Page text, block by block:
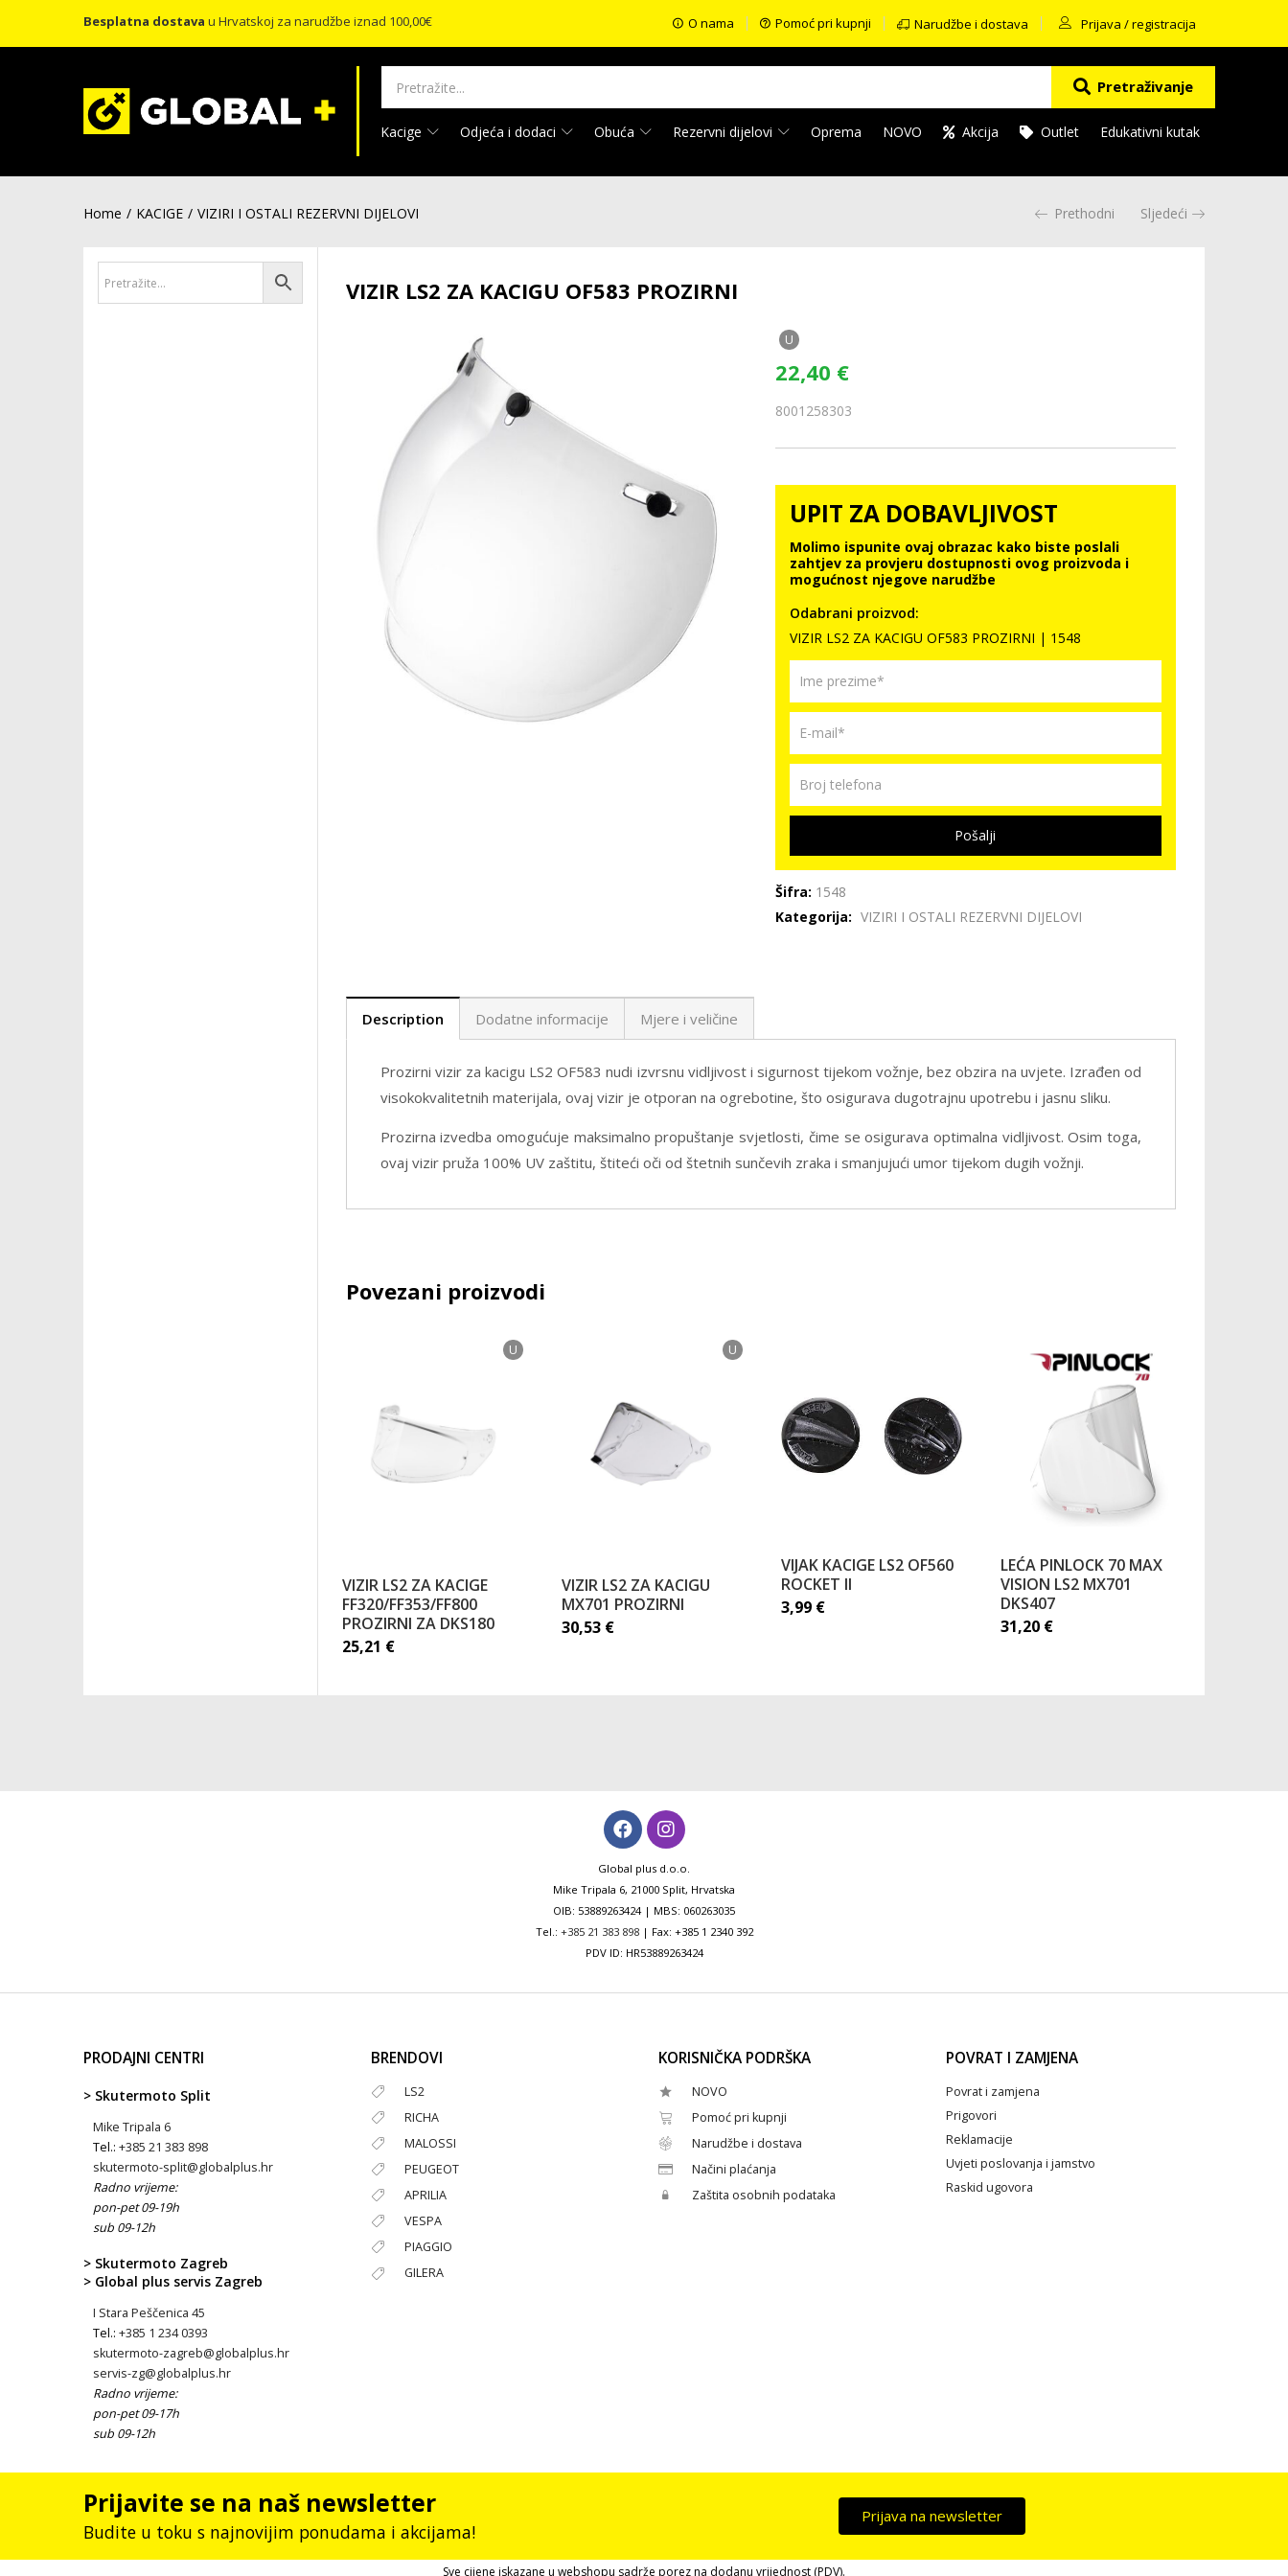
Besplatna dostava u Hrvatskoj za narudžbe iznad 100,00€ O nama Pomoć pri kupnji Narudžbe i dostava Prijava / registracija
Pretraživanje
Kacige Odjeća i dodaci Obuća Rezervni dijelovi Oprema NOVO Akcija Outlet Edukativni kutak
Home KACIGE VIZIRI I OSTALI REZERVNI DIJELOVI Prethodni Sljedeći
VIZIR LS2 ZA KACIGU OF583 PROZIRNI
U
22,40 €
8001258303
UPIT ZA DOBAVLJIVOST
Molimo ispunite ovaj obrazac kako biste poslali
zahtjev za provjeru dostupnosti ovog proizvoda i
mogućnost njegove narudžbe
Odabrani proizvod:
VIZIR LS2 ZA KACIGU OF583 PROZIRNI | 1548
Pošalji
Šifra: 1548
Kategorija: VIZIRI I OSTALI REZERVNI DIJELOVI
Description Dodatne informacije Mjere i veličine
Prozirni vizir za kacigu LS2 OF583 nudi izvrsnu vidljivost i sigurnost tijekom vožnje, bez obzira na uvjete. Izrađen od
visokokvalitetnih materijala, ovaj vizir je otporan na ogrebotine, što osigurava dugotrajnu upotrebu i jasnu sliku.
Prozirna izvedba omogućuje maksimalno propuštanje svjetlosti, čime se osigurava optimalna vidljivost. Osim toga,
ovaj vizir pruža 100% UV zaštitu, štiteći oči od štetnih sunčevih zraka i smanjujući umor tijekom dugih vožnji.
Povezani proizvodi
U
VIZIR LS2 ZA KACIGE
FF320/FF353/FF800
PROZIRNI ZA DKS180
25,21 €
U
VIZIR LS2 ZA KACIGU
MX701 PROZIRNI
30,53 €
VIJAK KACIGE LS2 OF560
ROCKET II
3,99 €
LEĆA PINLOCK 70 MAX
VISION LS2 MX701
DKS407
31,20 €
Global plus d.o.o.
Mike Tripala 6, 21000 Split, Hrvatska
OIB: 53889263424 | MBS: 060263035
Tel.: +385 21 383 898| Fax: +385 1 2340 392
PDV ID: HR53889263424
PRODAJNI CENTRI
> Skutermoto Split
Mike Tripala 6
Tel.: +385 21 383 898
skutermoto-split@globalplus.hr
Radno vrijeme:
pon-pet 09-19h
sub 09-12h
> Skutermoto Zagreb
> Global plus servis Zagreb
I Stara Peščenica 45
Tel.: +385 1 234 0393
skutermoto-zagreb@globalplus.hr
servis-zg@globalplus.hr
Radno vrijeme:
pon-pet 09-17h
sub 09-12h
BRENDOVI
LS2
RICHA
MALOSSI
PEUGEOT
APRILIA
VESPA
PIAGGIO
GILERA
KORISNIČKA PODRŠKA
NOVO
Pomoć pri kupnji
Narudžbe i dostava
Načini plaćanja
Zaštita osobnih podataka
POVRAT I ZAMJENA
Povrat i zamjena
Prigovori
Reklamacije
Uvjeti poslovanja i jamstvo
Raskid ugovora
Prijavite se na naš newsletter
Budite u toku s najnovijim ponudama i akcijama!
Prijava na newsletter
Sve cijene iskazane u webshopu sadrže porez na dodanu vrijednost (PDV).